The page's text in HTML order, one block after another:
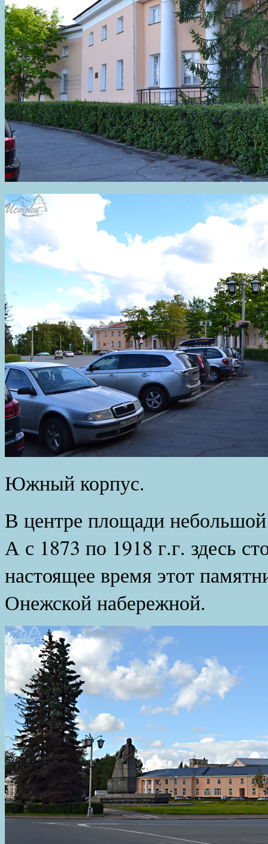
Южный корпус.
В центре площади
А с 1873 по 1918 г.г. здесь
настоящее время этот
Онежской набережной.